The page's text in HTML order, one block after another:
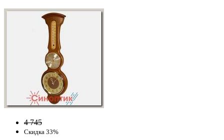
4 745
Скидка 33%